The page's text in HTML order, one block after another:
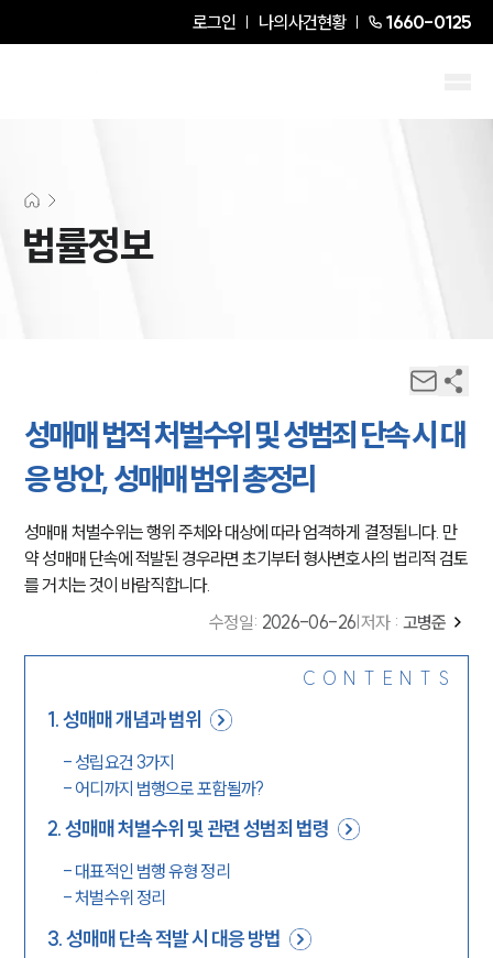
로그인 나의사건현황 1660-0125
법률정보
성매매 법적 처벌수위 및 성범죄 단속 시 대
응 방안, 성매매 범위 총정리
성매매 처벌수위는 행위 주체와 대상에 따라 엄격하게 결정됩니다. 만
약 성매매 단속에 적발된 경우라면 초기부터 형사변호사의 법리적 검토
를 거치는 것이 바람직합니다.
수정일: 2026-06-26 저자 : 고병준
CONTENTS
1.성매매 개념과 범위
- 성립요건 3가지
- 어디까지 범행으로 포함될까?
2.성매매 처벌수위 및 관련 성범죄 법령
- 대표적인 범행 유형 정리
-처벌수위 정리
3.성매매 단속 적발 시 대응 방법